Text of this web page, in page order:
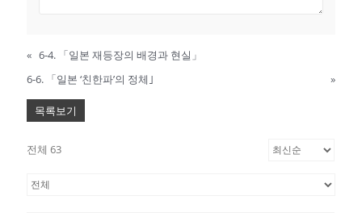
« 6-4. 「일본 재등장의 배경과 현실」
6-6. 「일본 ‘친한파’의 정체｣
»
목록보기
전체 63